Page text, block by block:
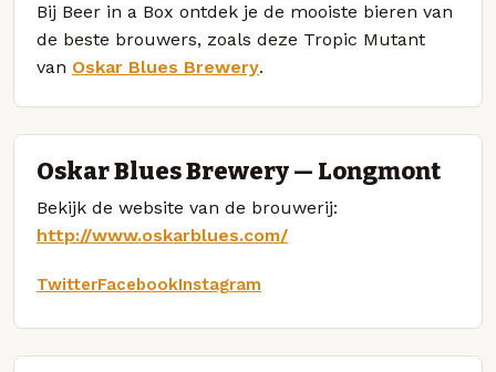
Bij Beer in a Box ontdek je de mooiste bieren van
de beste brouwers, zoals deze Tropic Mutant
van Oskar Blues Brewery.
Oskar Blues Brewery — Longmont
Bekijk de website van de brouwerij:
http://www.oskarblues.com/
TwitterFacebookInstagram